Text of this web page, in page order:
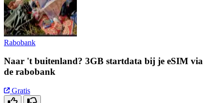
Rabobank
Naar 't buitenland? 3GB startdata bij je eSIM via
de rabobank
Gratis